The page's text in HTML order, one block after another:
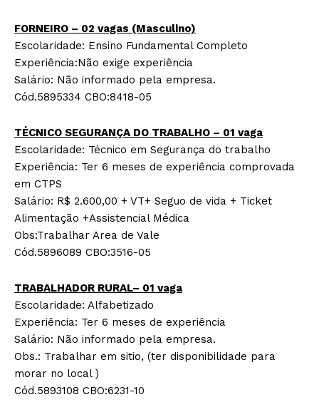
FORNEIRO – 02 vagas (Masculino)
Escolaridade: Ensino Fundamental Completo
Experiência:Não exige experiência
Salário: Não informado pela empresa.
Cód.5895334 CBO:8418-05
TÉCNICO SEGURANÇA DO TRABALHO – 01 vaga
Escolaridade: Técnico em Segurança do trabalho
Experiência: Ter 6 meses de experiência comprovada
em CTPS
Salário: R$ 2.600,00 + VT+ Seguo de vida + Ticket
Alimentação +Assistencial Médica
Obs:Trabalhar Area de Vale
Cód.5896089 CBO:3516-05
TRABALHADOR RURAL– 01 vaga
Escolaridade: Alfabetizado
Experiência: Ter 6 meses de experiência
Salário: Não informado pela empresa.
Obs.: Trabalhar em sitio, (ter disponibilidade para
morar no local )
Cód.5893108 CBO:6231-10